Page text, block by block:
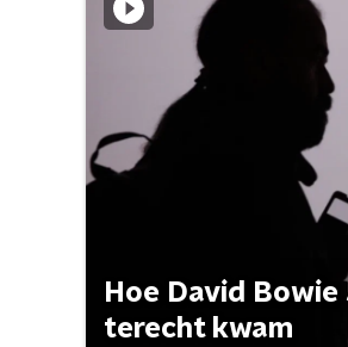
Hoe David
terecht kwam